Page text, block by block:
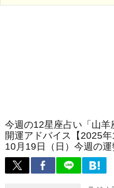
今週の12星座占い「山羊
開運アドバイス【2025
10月19日（日）今週の運